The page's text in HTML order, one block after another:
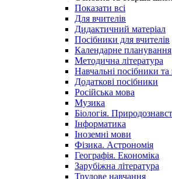
Показати всі
Для вчителів
Дидактичний матеріал
Посібники для вчителів
Календарне планування
Методична література
Навчальні посібники
Додаткові посібники
Російська мова
Музика
Біологія.
Інформатика
Іноземні мови
Фізика. Астрономія
Географія. Економіка
Зарубіжна література
Трудове навчання